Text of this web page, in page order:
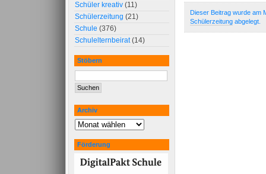
Dieser Beitrag wurde am
Schülerzeitung abgelegt.
Schüler kreativ (11)
Schülerzeitung (21)
Schule (376)
Schulelternbeirat(14)
Stöbern
Archiv
Förderung